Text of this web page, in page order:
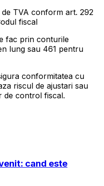
TVA conform art. 292
fiscal
fac prin conturile
lung sau 461 pentru
conformitatea cu
riscul de ajustari sau
de control fiscal.
cand este